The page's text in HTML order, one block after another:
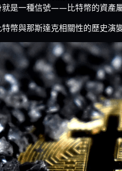
是一種信號——比特幣的資產
幣與那斯達克相關性的歷史